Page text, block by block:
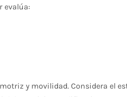
evalúa:
y movilidad. Considera el